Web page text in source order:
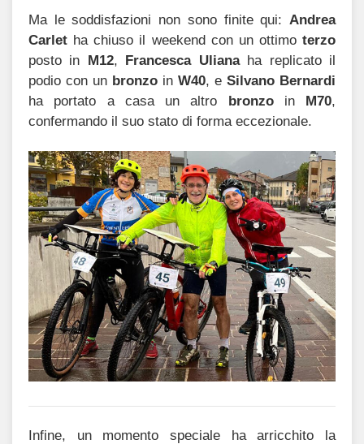
Ma le soddisfazioni non sono finite qui: Andrea
Carlet ha chiuso il weekend con un ottimo terzo
posto in M12, Francesca Ulianaha replicato il
podio con un bronzo in W40, e Silvano Bernardi
ha portato a casa un altro bronzoin M70,
confermando il suo stato di forma eccezionale.
Infine, un momento speciale ha arricchito la